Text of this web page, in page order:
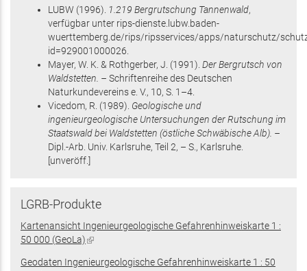
LUBW (1996). 1.219 Bergrutschung Tannenwald,
verfügbar unter rips-dienste.lubw.baden-
wuerttemberg.de/rips/ripsservices/apps/naturschutz/
id=929001000026.
Mayer, W. K. & Rothgerber, J. (1991). Der Bergrutsch von
Waldstetten. – Schriftenreihe des Deutschen
Naturkundevereins e. V., 10, S. 1–4.
Vicedom, R. (1989). Geologische und
ingenieurgeologische Untersuchungen der Rutschung im
Staatswald bei Waldstetten (östliche Schwäbische Alb). –
Dipl.-Arb. Univ. Karlsruhe, Teil 2, – S., Karlsruhe.
[unveröff.]
LGRB-Produkte
Kartenansicht Ingenieurgeologische Gefahrenhinweiskarte 1 :
50 000 (GeoLa)(Link
extern)
Geodaten Ingenieurgeologische Gefahrenhinweiskarte 1 : 50